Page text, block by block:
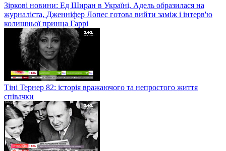
Зіркові новини: Ед Ширан в Україні, Адель образилася на
журналіста, Дженніфер Лопес готова вийти заміж і інтерв'ю
колишньої принца Гаррі
Тіні Тернер 82: історія вражаючого та непростого життя
співачки